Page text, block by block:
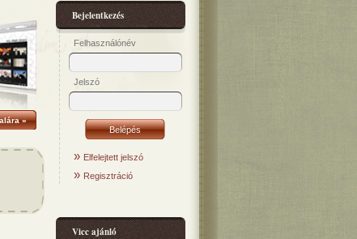
»
Bejelentkezés
Felhasználónév
Jelszó
» Elfelejtett jelszó
» Regisztráció
Vicc ajánló